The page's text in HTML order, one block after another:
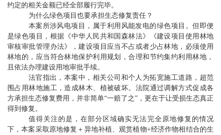
约定的相关金额已经全部履行完毕。
为什么绿色项目也要承担生态修复责任？
本案所涉风电项目，属于利用风能发电的绿色项目。但即便
是绿色项目，根据《中华人民共和国森林法》《建设项目使用林地
审核审批管理办法》，建设项目应当不占或者少占林地，必须使用
林地的，应当符合林地保护利用规划，合理和节约集约利用林地，
且依法办理建设用地审批手续。
法官指出，本案中，相关公司和个人为拓宽施工道路，超范
围占用林地施工，造成林木、植被破坏。法院通过调解方式促成各
方承担生态修复费用，并非简单“一赔了之”，更在于让受损生态真正
得到修复。
值得关注的是，在部分区域确实无法完全原地修复的情况
下，本案采取原地修复＋异地补植、观赏植物+经济作物相结合的生